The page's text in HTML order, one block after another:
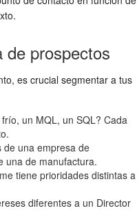
de prospectos
es crucial segmentar a tus
un MQL, un SQL? Cada
de una empresa de
una de manufactura.
tiene prioridades distintas a
diferentes a un Director